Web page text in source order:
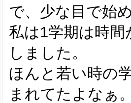
で、少な目で始
私は1学期は時
しました。
ほんと若い時の
まれてたよなぁ